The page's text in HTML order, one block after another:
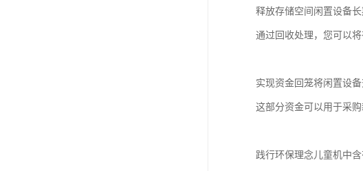
释放存储空间闲置设备
通过回收处理，您可以
实现资金回笼将闲置设
这部分资金可以用于采
践行环保理念儿童机中